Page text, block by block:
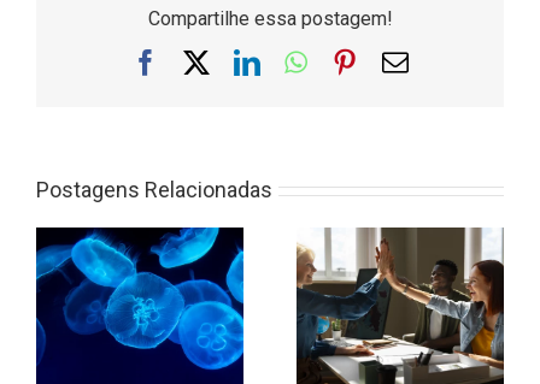
Compartilhe essa postagem!
FacebookLinkedInWhatsApp
Pinterest
E-
Postagens Relacionadas